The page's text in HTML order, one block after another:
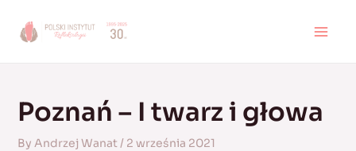
Poznań – I twarz i głowa
By Andrzej Wanat/ 2 września 2021